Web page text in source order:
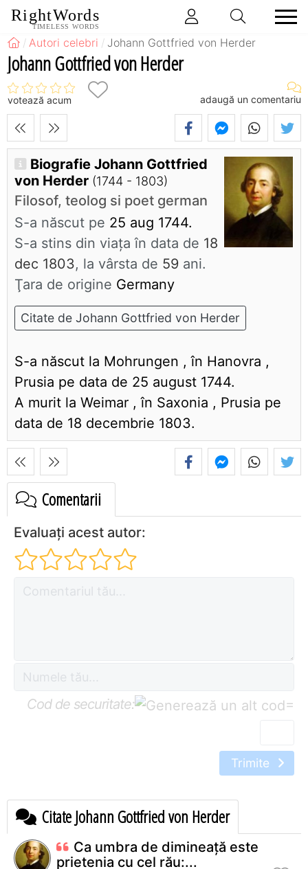
RightWords
TIMELESS WORDS
Autori celebri Johann Gottfried von Herder
Johann Gottfried von Herder
votează acum adaugă un comentariu
Biografie Johann Gottfried
von Herder (1744 - 1803)
Filosof, teolog si poet german
S-a născut pe 25 aug 1744.
S-a stins din viaţa în data de 18
dec 1803, la vârsta de 59 ani.
Ţara de origine Germany
Citate de Johann Gottfried von Herder
S-a născut la Mohrungen , în Hanovra ,
Prusia pe data de 25 august 1744.
A murit la Weimar , în Saxonia , Prusia pe
data de 18 decembrie 1803.
Comentarii
Evaluați acest autor:
Cod de securitate: =
Trimite
Citate Johann Gottfried von Herder
Ca umbra de dimineaţă este
prietenia cu cel rău:...